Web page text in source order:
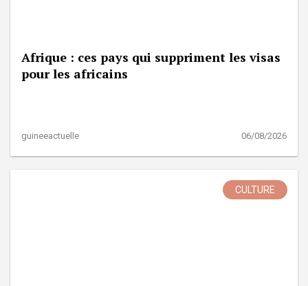
Afrique : ces pays qui suppriment les visas
pour les africains
guineeactuelle 06/08/2026
CULTURE